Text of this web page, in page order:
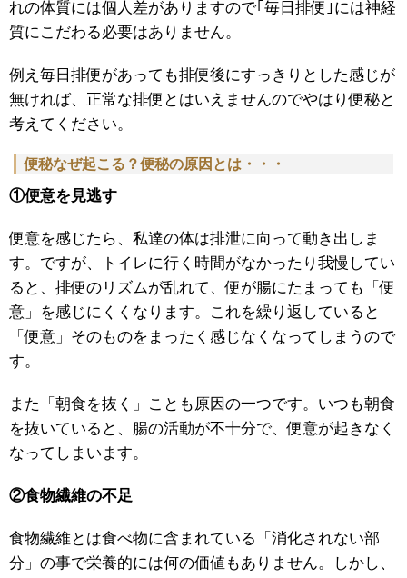
れの体質には個人差がありますので｢毎日排便｣には神経
質にこだわる必要はありません。
例え毎日排便があっても排便後にすっきりとした感じが
無ければ、正常な排便とはいえませんのでやはり便秘と
考えてください。
便秘なぜ起こる？便秘の原因とは・・・
①便意を見逃す
便意を感じたら、私達の体は排泄に向って動き出しま
す。ですが、トイレに行く時間がなかったり我慢してい
ると、排便のリズムが乱れて、便が腸にたまっても「便
意」を感じにくくなります。これを繰り返していると
「便意」そのものをまったく感じなくなってしまうので
す。
また「朝食を抜く」ことも原因の一つです。いつも朝食
を抜いていると、腸の活動が不十分で、便意が起きなく
なってしまいます。
②食物繊維の不足
食物繊維とは食べ物に含まれている「消化されない部
分」の事で栄養的には何の価値もありません。しかし、